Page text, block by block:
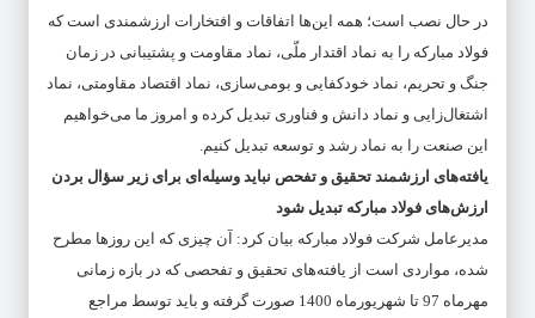
در حال نصب است؛ همه این‌ها اتفاقات و افتخارات ارزشمندی است که
فولاد مبارکه را به نماد اقتدار ملّی، نماد مقاومت و پشتیبانی در زمان
جنگ و تحریم، نماد خودکفایی و بومی‌سازی، نماد اقتصاد مقاومتی، نماد
اشتغال‌زایی و نماد دانش و فناوری تبدیل کرده و امروز ما می‌خواهیم
این صنعت را به نماد رشد و توسعه تبدیل کنیم.
یافته‌های ارزشمند تحقیق و تفحص نباید وسیله‌ای برای زیر سؤال بردن
ارزش‌های فولاد مبارکه تبدیل شود
مدیرعامل شرکت فولاد مبارکه بیان کرد: آن چیزی که این روزها مطرح
شده، مواردی است از یافته‌های تحقیق و تفحصی که در بازه زمانی
مهرماه 97 تا شهریورماه 1400 صورت گرفته و باید توسط مراجع